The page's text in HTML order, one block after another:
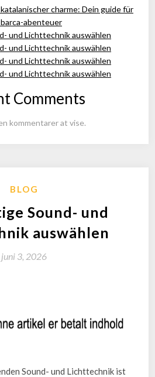
charme: Dein guide für
abenteuer
und Lichttechnik auswählen
und Lichttechnik auswählen
und Lichttechnik auswählen
und Lichttechnik auswählen
Comments
kommentarer at vise.
BLOG
Sound- und
auswählen
juni 3, 2026
Sound- und Lichttechnik ist